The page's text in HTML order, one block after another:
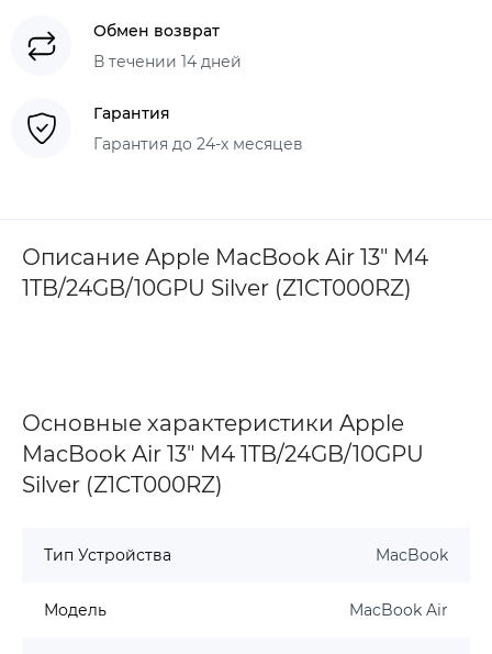
Обмен возврат
В течении 14 дней
Гарантия
Гарантия до 24-х месяцев
Описание Apple MacBook Air 13" M4
1TB/24GB/10GPU Silver (Z1CT000RZ)
Основные характеристики Apple
MacBook Air 13" M4 1TB/24GB/10GPU
Silver (Z1CT000RZ)
Тип Устройства MacBook
Модель MacBook Air